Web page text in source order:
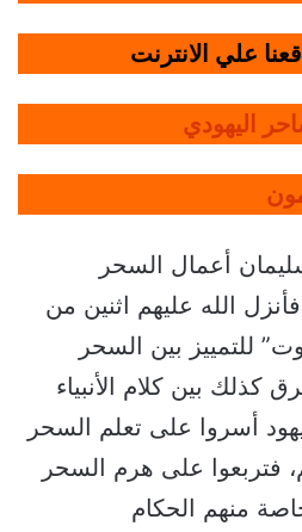
علي الانترنت
اليهودي
أعمال السحر
الله عليهم اثنين من
للتمييز بين السحر
كذلك بين كلام الأنبياء
أسروا على تعلم السحر
فتربعوا على هرم السحر
منهم الحكام